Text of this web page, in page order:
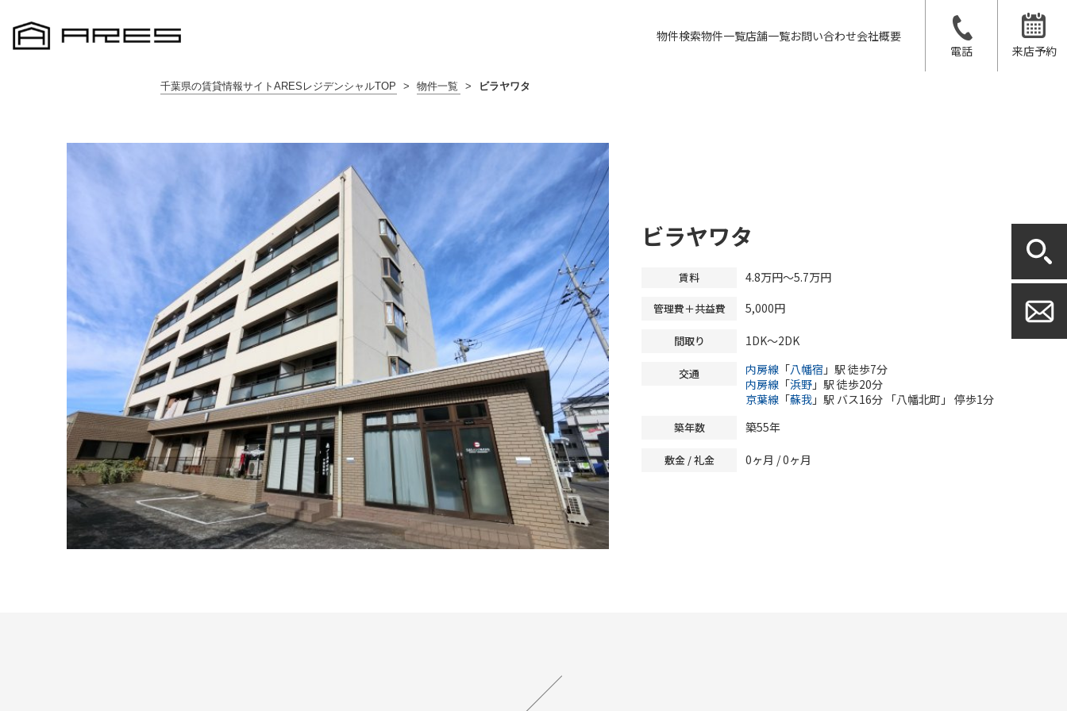
物件検索物件一覧店舗一覧お問い合わせ会社概要
電話
来店予約
千葉県の賃貸情報サイトARESレジデンシャルTOP > 物件一覧 > ビラヤワタ
ビラヤワタ
賃料 4.8万円～5.7万円
管理費＋共益費 5,000円
間取り 1DK～2DK
交通 内房線 「八幡宿 」駅 徒歩7分
内房線 「浜野 」駅 徒歩20分
京葉線 「蘇我 」駅 バス16分 「八幡北町」 停歩1分
築年数 築55年
敷金 / 礼金 0ヶ月 /0ヶ月